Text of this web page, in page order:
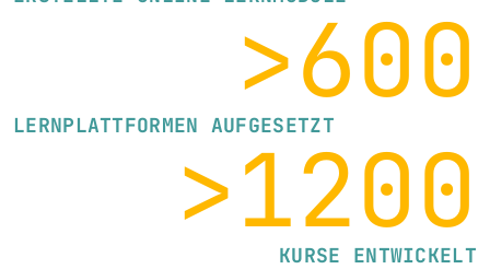
>600
LERNPLATTFORMEN AUFGESETZT
>1200
KURSE ENTWICKELT